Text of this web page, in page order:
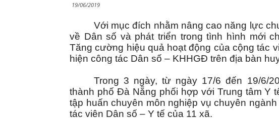
19/06/2019
Với mục đích nhằm nâng cao năng lực
về Dân số và phát triển trong tình hình mới
Tăng cường hiệu quả hoạt động của cộng tác
hiện công tác Dân số – KHHGĐ trên địa bàn
Trong 3 ngày, từ ngày 17/6 đến 19/6/
thành phố Đà Nẵng phối hợp với Trung tâm Y
tập huấn chuyên môn nghiệp vụ chuyên
tác viên Dân số – Y tế của 11 xã.